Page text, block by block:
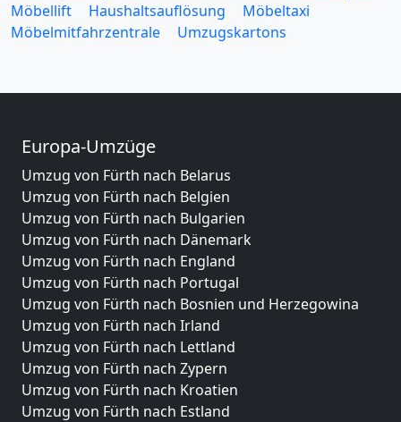
Möbellift
Haushaltsauflösung
Möbeltaxi
Möbelmitfahrzentrale
Umzugskartons
Europa-Umzüge
Umzug von Fürth nach Belarus
Umzug von Fürth nach Belgien
Umzug von Fürth nach Bulgarien
Umzug von Fürth nach Dänemark
Umzug von Fürth nach England
Umzug von Fürth nach Portugal
Umzug von Fürth nach Bosnien und Herzegowina
Umzug von Fürth nach Irland
Umzug von Fürth nach Lettland
Umzug von Fürth nach Zypern
Umzug von Fürth nach Kroatien
Umzug von Fürth nach Estland